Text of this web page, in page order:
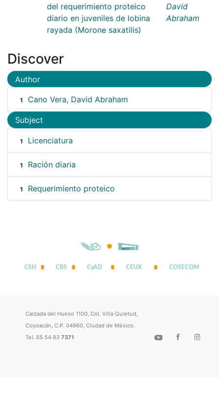
del requerimiento proteico
diario en juveniles de lobina
rayada (Morone saxatilis)
David
Abraham
Discover
Author
1 Cano Vera, David Abraham
Subject
1 Licenciatura
1 Ración diaria
1 Requerimiento proteico
CSH CBS CyAD CEUX COSECOM
Calzada del Hueso 1100, Col. Villa Quietud,
Coyoacán, C.P. 04960, Ciudad de México.
Tel. 55 54 837371